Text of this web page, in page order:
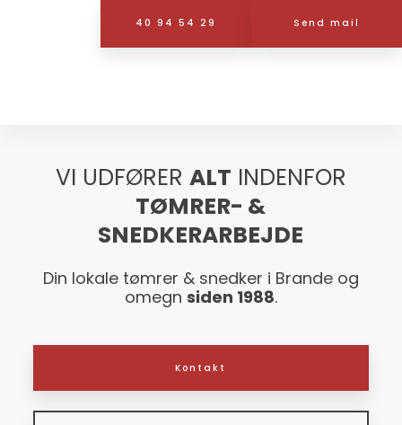
40 94 54 29 Send mail
VI UDFØRER ALT INDENFOR
TØMRER- &
SNEDKERARBEJDE
Din lokale tømrer & snedker i Brande og
omegn siden 1988.
Kontakt